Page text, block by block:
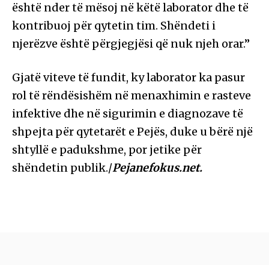
është nder të mësoj në këtë laborator dhe të
kontribuoj për qytetin tim. Shëndeti i
njerëzve është përgjegjësi që nuk njeh orar.”
Gjatë viteve të fundit, ky laborator ka pasur
rol të rëndësishëm në menaxhimin e rasteve
infektive dhe në sigurimin e diagnozave të
shpejta për qytetarët e Pejës, duke u bërë një
shtyllë e padukshme, por jetike për
shëndetin publik./Pejanefokus.net.